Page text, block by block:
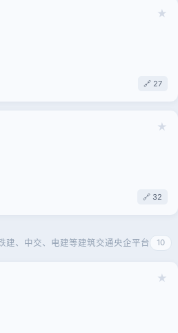
★
🔗 27
★
🔗 32
建、中交、电建等建筑交通央企平台 10
★